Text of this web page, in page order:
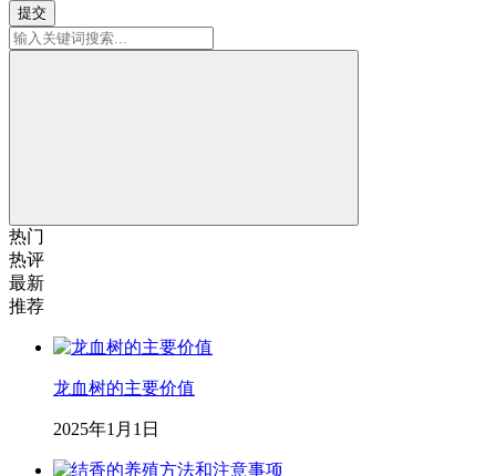
提交
热门
热评
最新
推荐
龙血树的主要价值
2025年1月1日